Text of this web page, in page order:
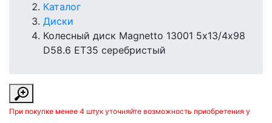
Каталог
Диски
Колесный диск Magnetto 13001 5х13/4х98
D58.6 ET35 серебристый
При покупке менее 4 штук уточняйте возможность приобретения у